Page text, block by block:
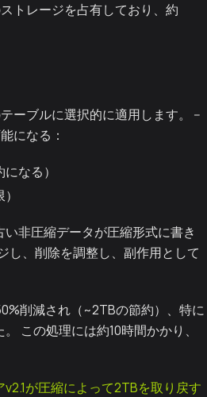
トレージを占有しており、約
ーブルに選択的に適用します。 --
になる：
なる）
非圧縮データが圧縮形式に書き
し、削除を調整し、副作用として
削減され（~2TBの節約）、特に
この処理には約10時間かかり、
v2.1が圧縮によって2TBを取り戻す